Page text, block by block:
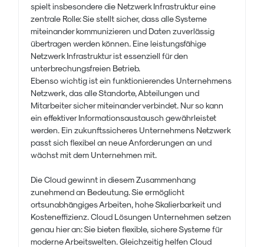
spielt insbesondere die Netzwerk Infrastruktur eine
zentrale Rolle: Sie stellt sicher, dass alle Systeme
miteinander kommunizieren und Daten zuverlässig
übertragen werden können. Eine leistungsfähige
Netzwerk Infrastruktur ist essenziell für den
unterbrechungsfreien Betrieb.
Ebenso wichtig ist ein funktionierendes Unternehmens
Netzwerk, das alle Standorte, Abteilungen und
Mitarbeiter sicher miteinander verbindet. Nur so kann
ein effektiver Informationsaustausch gewährleistet
werden. Ein zukunftssicheres Unternehmens Netzwerk
passt sich flexibel an neue Anforderungen an und
wächst mit dem Unternehmen mit.
Die Cloud gewinnt in diesem Zusammenhang
zunehmend an Bedeutung. Sie ermöglicht
ortsunabhängiges Arbeiten, hohe Skalierbarkeit und
Kosteneffizienz. Cloud Lösungen Unternehmen setzen
genau hier an: Sie bieten flexible, sichere Systeme für
moderne Arbeitswelten. Gleichzeitig helfen Cloud